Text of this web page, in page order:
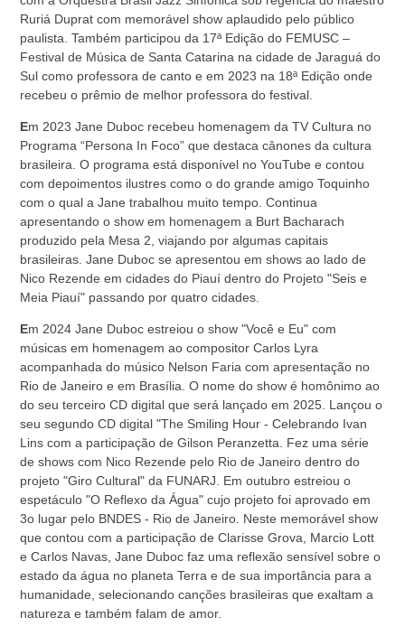
Ruriá Duprat com memorável show aplaudido pelo público
paulista. Também participou da 17ª Edição do FEMUSC –
Festival de Música de Santa Catarina na cidade de Jaraguá do
Sul como professora de canto e em 2023 na 18ª Edição onde
recebeu o prêmio de melhor professora do festival.
Em 2023 Jane Duboc recebeu homenagem da TV Cultura no
Programa “Persona In Foco” que destaca cânones da cultura
brasileira. O programa está disponível no YouTube e contou
com depoimentos ilustres como o do grande amigo Toquinho
com o qual a Jane trabalhou muito tempo. Continua
apresentando o show em homenagem a Burt Bacharach
produzido pela Mesa 2, viajando por algumas capitais
brasileiras. Jane Duboc se apresentou em shows ao lado de
Nico Rezende em cidades do Piauí dentro do Projeto "Seis e
Meia Piauí" passando por quatro cidades.
Em 2024 Jane Duboc estreiou o show "Você e Eu" com
músicas em homenagem ao compositor Carlos Lyra
acompanhada do músico Nelson Faria com apresentação no
Rio de Janeiro e em Brasília. O nome do show é homônimo ao
do seu terceiro CD digital que será lançado em 2025. Lançou o
seu segundo CD digital "The Smiling Hour - Celebrando Ivan
Lins com a participação de Gilson Peranzetta. Fez uma série
de shows com Nico Rezende pelo Rio de Janeiro dentro do
projeto "Giro Cultural" da FUNARJ. Em outubro estreiou o
espetáculo "O Reflexo da Água" cujo projeto foi aprovado em
3o lugar pelo BNDES - Rio de Janeiro. Neste memorável show
que contou com a participação de Clarisse Grova, Marcio Lott
e Carlos Navas, Jane Duboc faz uma reflexão sensível sobre o
estado da água no planeta Terra e de sua importância para a
humanidade, selecionando canções brasileiras que exaltam a
natureza e também falam de amor.